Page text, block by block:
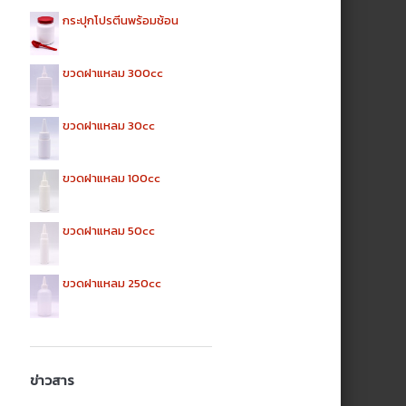
กระปุกโปรตีนพร้อมช้อน
ขวดฝาแหลม 300cc
ขวดฝาแหลม 30cc
ขวดฝาแหลม 100cc
ขวดฝาแหลม 50cc
ขวดฝาแหลม 250cc
ข่าวสาร